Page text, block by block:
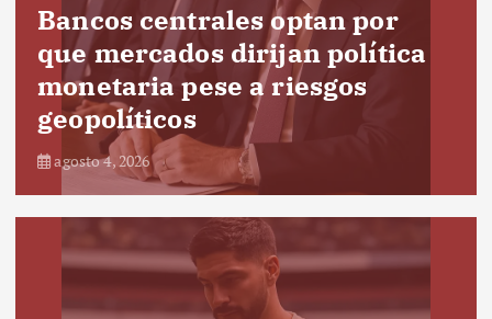
Bancos centrales optan por
que mercados dirijan política
monetaria pese a riesgos
geopolíticos
agosto 4, 2026